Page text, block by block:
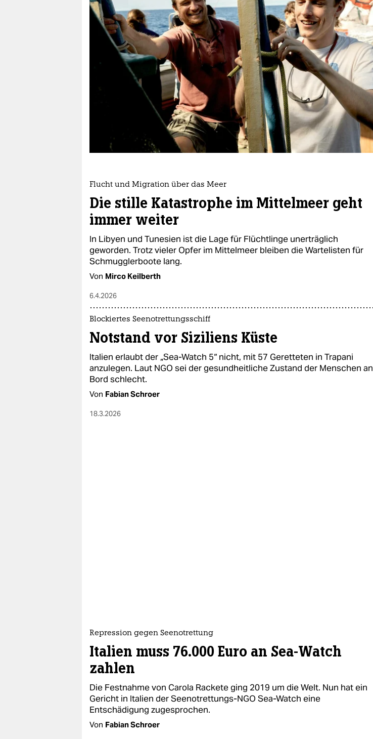
nord
wahrheit
fragen & hilfe
abo
genossenschaft
Flucht und Migration über das Meer
Die stille Katastrophe im Mittelmeer geht
immer weiter
In Libyen und Tunesien ist die Lage für Flüchtlinge unerträglich
geworden. Trotz vieler Opfer im Mittelmeer bleiben die Wartelisten für
Schmugglerboote lang.
Von Mirco Keilberth
6.4.2026
Blockiertes Seenotrettungsschiff
Notstand vor Siziliens Küste
Italien erlaubt der „Sea-Watch 5“ nicht, mit 57 Geretteten in Trapani
anzulegen. Laut NGO sei der gesundheitliche Zustand der Menschen an
Bord schlecht.
Von Fabian Schroer
18.3.2026
Repression gegen Seenotrettung
Italien muss 76.000 Euro an Sea-Watch
zahlen
Die Festnahme von Carola Rackete ging 2019 um die Welt. Nun hat ein
Gericht in Italien der Seenotrettungs-NGO Sea-Watch eine
Entschädigung zugesprochen.
Von Fabian Schroer